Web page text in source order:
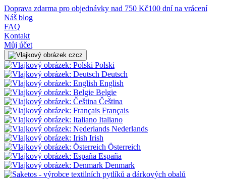
Doprava zdarma pro objednávky nad 750 Kč100 dní na vrácení
Náš blog
FAQ
Kontakt
Můj účet
cz
Polski
Deutsch
English
Belgie
Čeština
Français
Italiano
Nederlands
Irish
Österreich
España
Denmark